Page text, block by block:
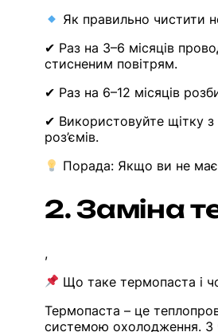
Як правильно чистити
✔ Раз на 3–6 місяців
стисненим повітрям.
✔ Раз на 6–12 місяців
✔ Використовуйте щітку
роз’ємів.
Порада: Якщо ви не
2. Заміна
,
Що таке термопаста і
Термопаста – це
системою охолодження. З